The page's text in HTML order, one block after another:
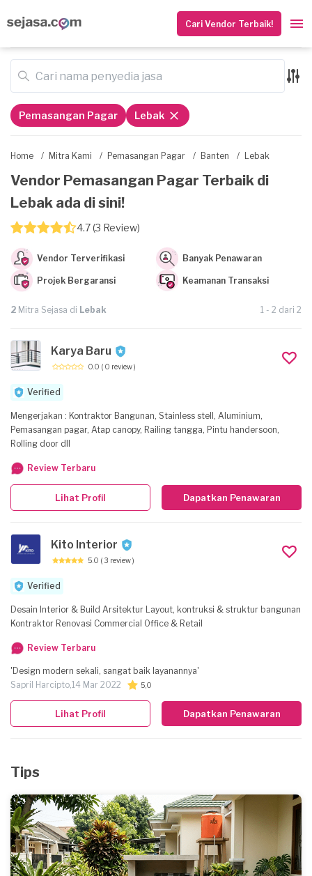
Cari Vendor Terbaik!
Home / Mitra Kami / Pemasangan Pagar / Banten / Lebak
Vendor Pemasangan Pagar Terbaik di
Lebak ada di sini!
4.7 (3 Review)
Vendor Terverifikasi Banyak Penawaran
Projek Bergaransi Keamanan Transaksi
2 Mitra Sejasa di Lebak 1 - 2 dari 2
Pemasangan Pagar Lebak
Karya Baru
0.0 ( 0 review )
Verified
Mengerjakan : Kontraktor Bangunan, Stainless stell, Aluminium,
Pemasangan pagar, Atap canopy, Railing tangga, Pintu handersoon,
Rolling door dll
Review Terbaru
Dapatkan Penawaran
Lihat Profil
Kito Interior
5.0 ( 3 review )
Verified
Desain Interior & Build Arsitektur Layout, kontruksi & struktur bangunan
Kontraktor Renovasi Commercial Office & Retail
Review Terbaru
'Design modern sekali, sangat baik layanannya'
Sapril Harcipto,14 Mar 2022 5,0
Dapatkan Penawaran
Lihat Profil
Tips